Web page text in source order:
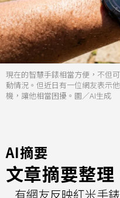
現在的智慧手錶相當方便，不但
動情況。但近日有一位網友表示
機，讓他相當困擾。圖／AI生成
AI摘要
文章摘要整理
有網友反映紅米手